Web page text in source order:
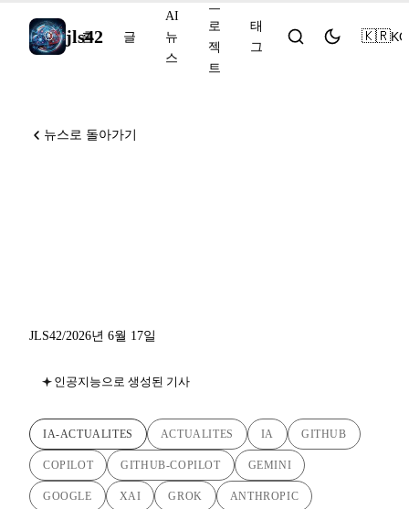
jls42
홈 글
AI
뉴
스
프
로
젝
트
태
그
🇰🇷KO
뉴스로 돌아가기
JLS42/2026년 6월 17일
인공지능으로 생성된 기사
IA-ACTUALITES ACTUALITES IA GITHUB
COPILOT GITHUB-COPILOT GEMINI
GOOGLE XAI GROK ANTHROPIC